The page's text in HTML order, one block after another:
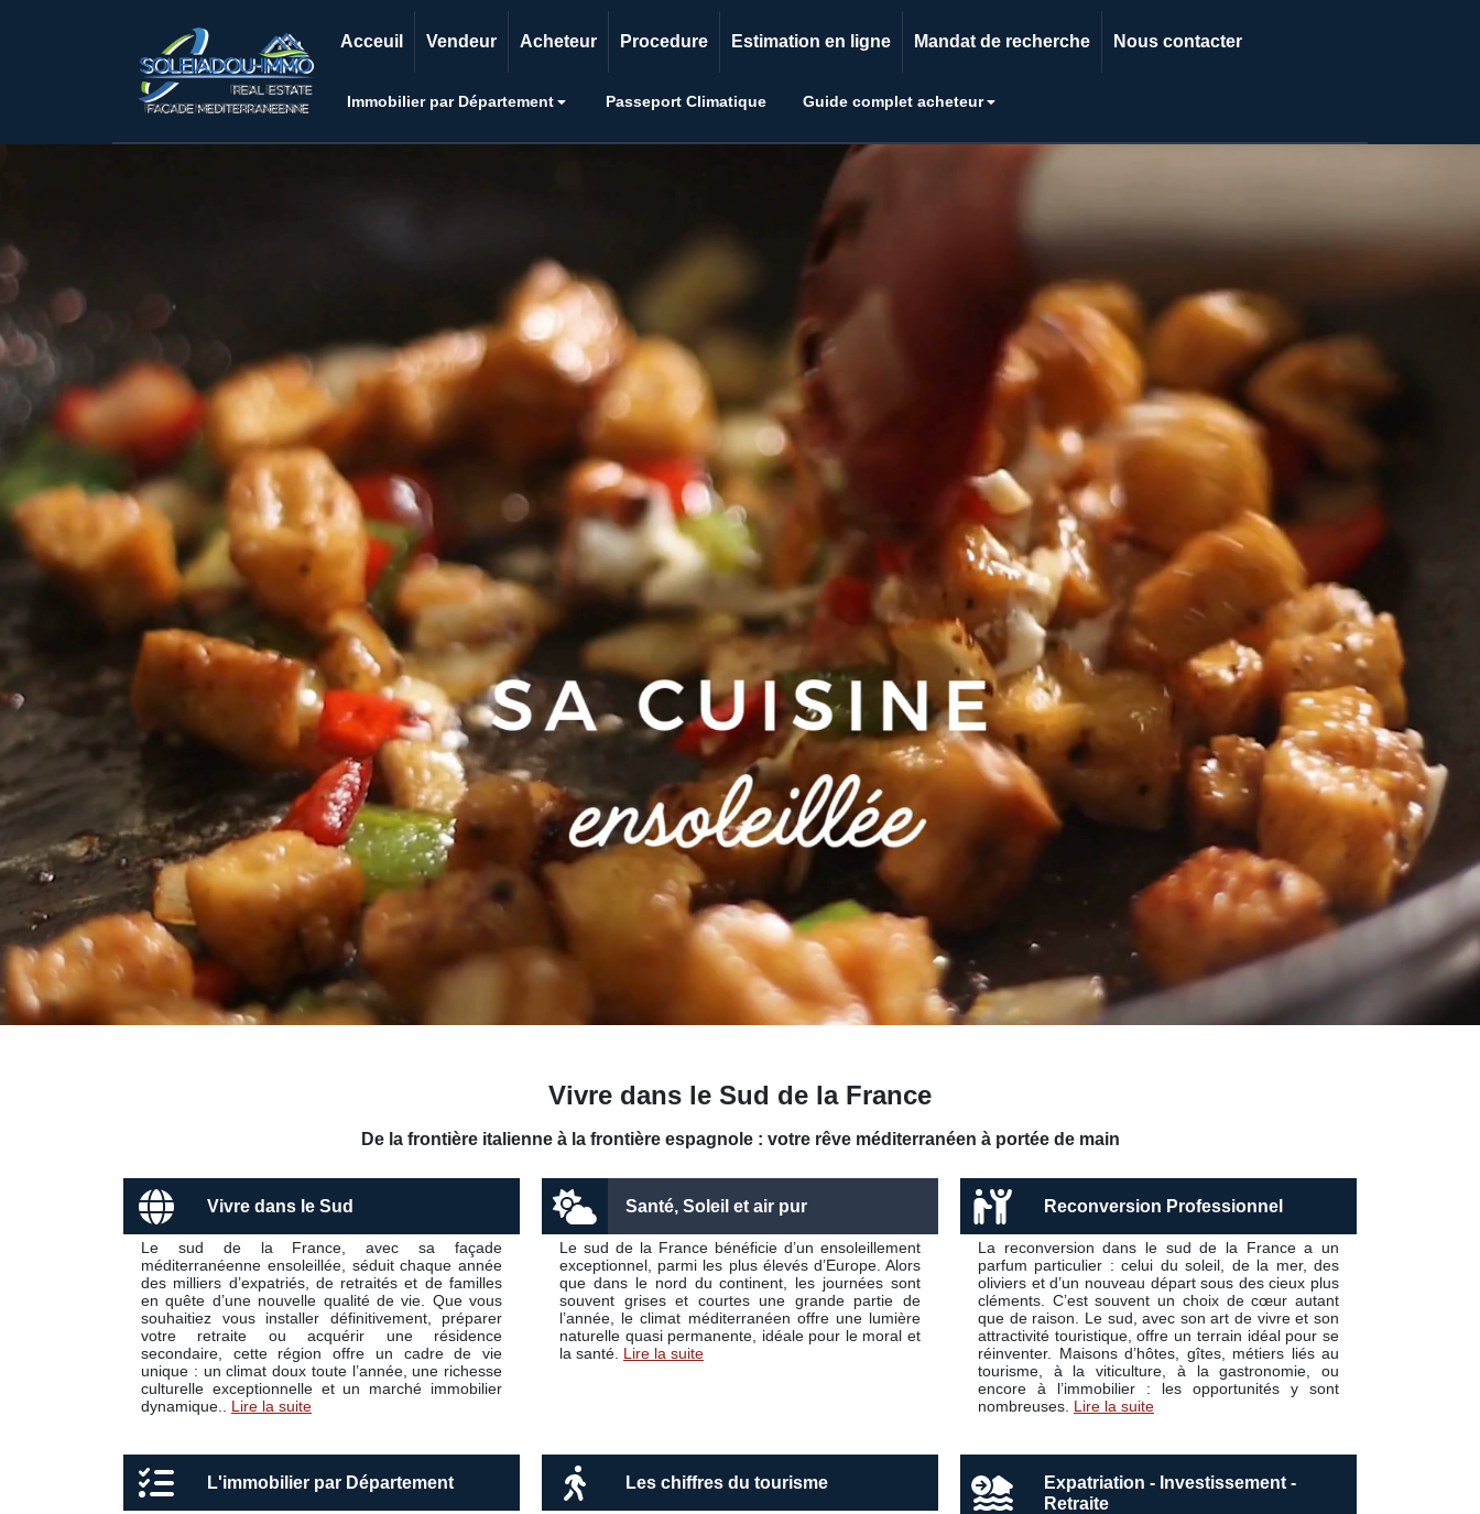
Acceuil Vendeur Acheteur Procedure Estimation en ligne Mandat de recherche Nous contacter
Immobilier par Département Passeport Climatique Guide complet acheteur
Vivre dans le Sud de la France
De la frontière italienne à la frontière espagnole : votre rêve méditerranéen à portée de main
Vivre dans le Sud
Le sud de la France, avec sa façade
méditerranéenne ensoleillée, séduit chaque année
des milliers d’expatriés, de retraités et de familles
en quête d’une nouvelle qualité de vie. Que vous
souhaitiez vous installer définitivement, préparer
votre retraite ou acquérir une résidence
secondaire, cette région offre un cadre de vie
unique : un climat doux toute l’année, une richesse
culturelle exceptionnelle et un marché immobilier
dynamique.. Lire la suite
Santé, Soleil et air pur
Le sud de la France bénéficie d’un ensoleillement
exceptionnel, parmi les plus élevés d’Europe. Alors
que dans le nord du continent, les journées sont
souvent grises et courtes une grande partie de
l’année, le climat méditerranéen offre une lumière
naturelle quasi permanente, idéale pour le moral et
la santé. Lire la suite
Reconversion Professionnel
La reconversion dans le sud de la France a un
parfum particulier : celui du soleil, de la mer, des
oliviers et d’un nouveau départ sous des cieux plus
cléments. C’est souvent un choix de cœur autant
que de raison. Le sud, avec son art de vivre et son
attractivité touristique, offre un terrain idéal pour se
réinventer. Maisons d’hôtes, gîtes, métiers liés au
tourisme, à la viticulture, à la gastronomie, ou
encore à l’immobilier : les opportunités y sont
nombreuses. Lire la suite
L'immobilier par Département Les chiffres du tourisme
Expatriation - Investissement -
Retraite